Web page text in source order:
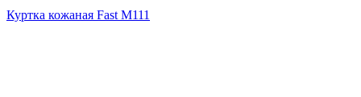
Куртка кожаная Fast М111